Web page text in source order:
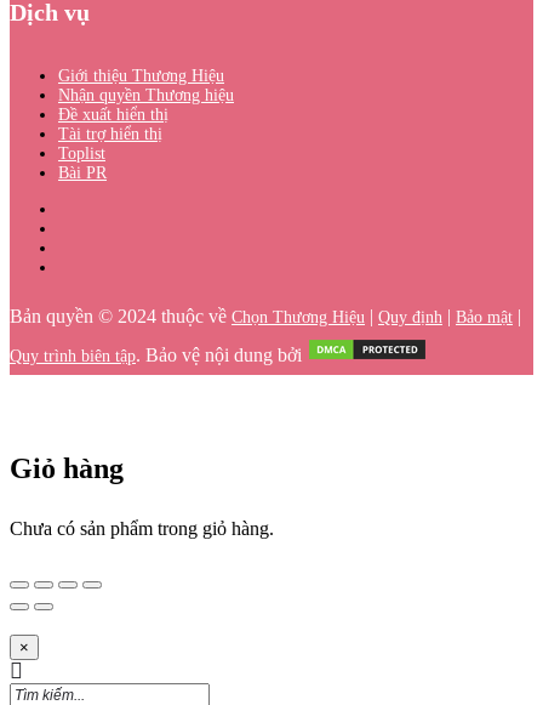
Dịch vụ
Giới thiệu Thương Hiệu
Nhận quyền Thương hiệu
Đề xuất hiển thị
Tài trợ hiển thị
Toplist
Bài PR
Bản quyền © 2024 thuộc về Chọn Thương Hiệu | Quy định | Bảo mật |
Quy trình biên tập. Bảo vệ nội dung bởi
Giỏ hàng
Chưa có sản phẩm trong giỏ hàng.
×